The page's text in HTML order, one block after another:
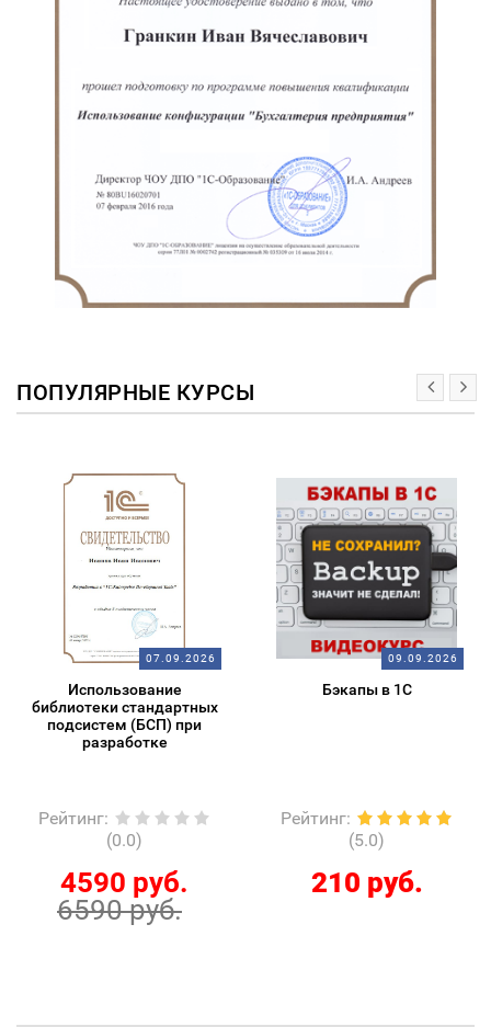
ПОПУЛЯРНЫЕ КУРСЫ
07.09.2026
Использование
библиотеки стандартных
подсистем (БСП) при
разработке
Рейтинг:
(0.0)
4590 руб.
6590 руб.
09.09.2026
Бэкапы в 1С
Рейтинг:
(5.0)
210 руб.